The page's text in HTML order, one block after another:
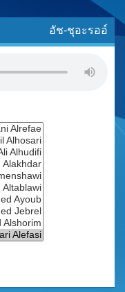
อัช-ชุอะรออ์